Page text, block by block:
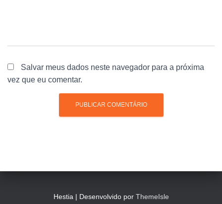
Salvar meus dados neste navegador para a próxima
vez que eu comentar.
Hestia | Desenvolvido por ThemeIsle